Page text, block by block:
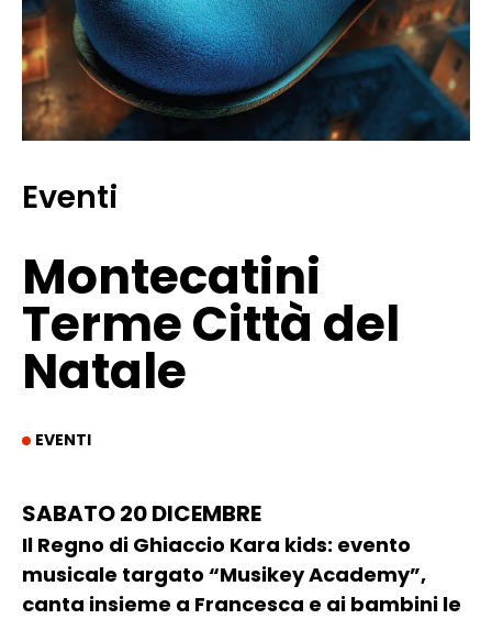
Eventi
Montecatini
Terme Città del
Natale
EVENTI
SABATO 20 DICEMBRE
Il Regno di Ghiaccio Kara kids: evento
musicale targato “Musikey Academy”,
canta insieme a Francesca e ai bambini le